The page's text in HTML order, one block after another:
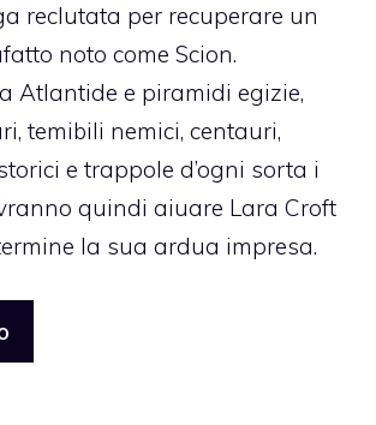
reclutata per recuperare un
noto come Scion.
Atlantide e piramidi egizie,
temibili nemici, centauri,
e trappole d’ogni sorta i
quindi aiuare Lara Croft
la sua ardua impresa.